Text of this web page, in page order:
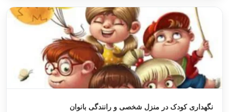
نگهداری کودک در منزل شخصی و رانندگی بانوان